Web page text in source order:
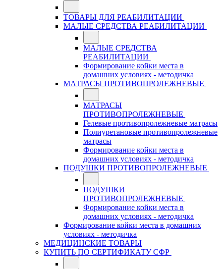
ТОВАРЫ ДЛЯ РЕАБИЛИТАЦИИ
МАЛЫЕ СРЕДСТВА РЕАБИЛИТАЦИИ
МАЛЫЕ СРЕДСТВА
РЕАБИЛИТАЦИИ
Формирование койки места в
домашних условиях - методичка
МАТРАСЫ ПРОТИВОПРОЛЕЖНЕВЫЕ
МАТРАСЫ
ПРОТИВОПРОЛЕЖНЕВЫЕ
Гелевые противопролежневые матрасы
Полиуретановые противопролежневые
матрасы
Формирование койки места в
домашних условиях - методичка
ПОДУШКИ ПРОТИВОПРОЛЕЖНЕВЫЕ
ПОДУШКИ
ПРОТИВОПРОЛЕЖНЕВЫЕ
Формирование койки места в
домашних условиях - методичка
Формирование койки места в домашних
условиях - методичка
МЕДИЦИНСКИЕ ТОВАРЫ
КУПИТЬ ПО СЕРТИФИКАТУ СФР